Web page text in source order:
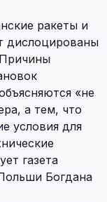
ракеты и
дислоцированы
«не
а тем, что
условия для
газета
Богдана